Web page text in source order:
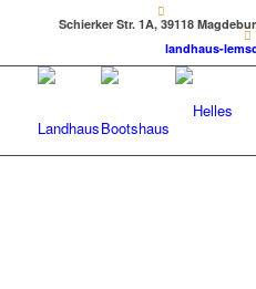
Schierker Str. 1A, 39118
landhaus-